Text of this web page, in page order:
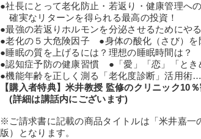
●社長にとって老化防止・若返り・健康管理への
確実なリターンを得られる最高の投資！
●最強の若返りホルモンを分泌させるためにや
●老化の５大危険因子 ●身体の酸化（さび）
●睡眠の質を上げるには？理想の睡眠時間は
●認知症予防の健康習慣 ●「愛」「恋」「とき
●機能年齢を正しく測る「老化度診断」活用術
【購入者特典】米井教授 監修のクリニック10％
(詳細は講話内にございます)
※ご請求書に記載の商品タイトルは「米井嘉一
版）となります。